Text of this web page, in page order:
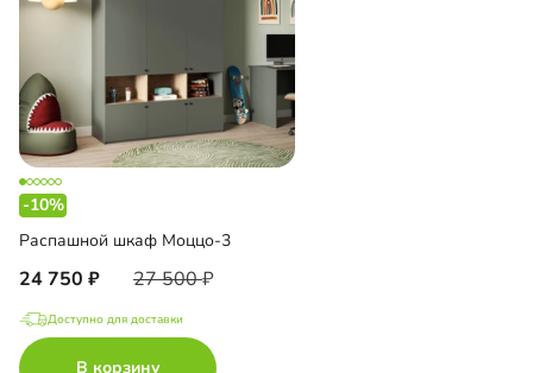
-10%
Распашной шкаф Моццо-3
24 750 27 500
Доступно для доставки
В корзину